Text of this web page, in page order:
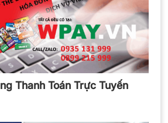
Thanh Toán Trực Tuyến